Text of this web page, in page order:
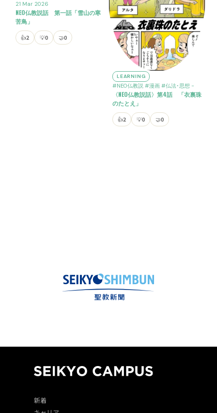
21 Mar 2026
NEO仏教説話 第一話「雪山の寒
苦鳥」
👍2 💡0 🤝0
LEARNING
#NEO仏教説 #漫画 #仏法･思想 -
〈NEO仏教説話〉第4話 「衣裏珠
のたとえ」
👍2 💡0 🤝0
新着